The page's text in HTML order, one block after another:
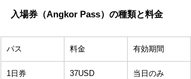
入場券（Angkor Pass）の種類と料金
パス 料金 有効期間
1日券 37USD 当日のみ